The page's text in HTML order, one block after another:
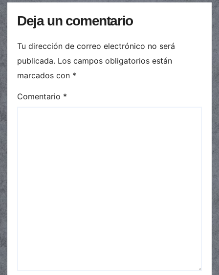
Deja un comentario
Tu dirección de correo electrónico no será
publicada. Los campos obligatorios están
marcados con *
Comentario *